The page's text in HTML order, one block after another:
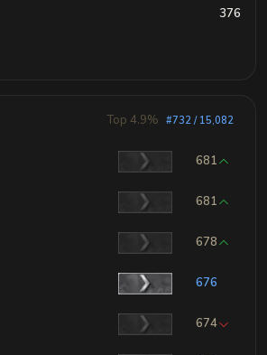
376
Top 4.9% #732 / 15,082
681
681
678
676
674